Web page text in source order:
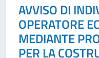
AVVISO DI
OPERATORE
MEDIANTE
PER LA